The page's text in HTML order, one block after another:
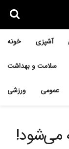
خونه آشپزی
سلامت و بهداشت
ورزشی عمومی
می‌شود!